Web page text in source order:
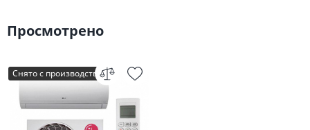
Просмотрено
Снято с производства